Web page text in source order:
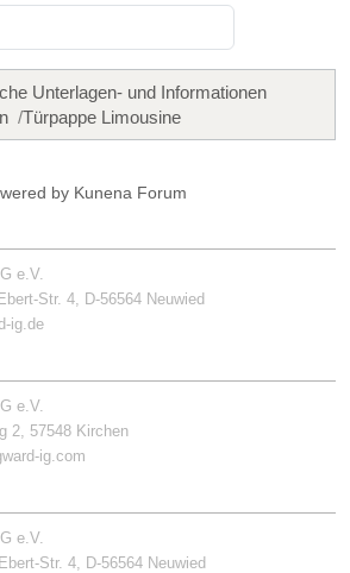
Unterlagen- und Informationen
Türpappe Limousine
by Kunena Forum
e.V.
Str. 4, D-56564 Neuwied
ig.de
e.V.
2, 57548 Kirchen
ig.com
e.V.
Str. 4, D-56564 Neuwied